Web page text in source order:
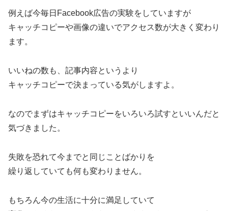
例えば今毎日Facebook広告の実験をしていますが
キャッチコピーや画像の違いでアクセス数が大きく変わり
ます。
いいねの数も、記事内容というより
キャッチコピーで決まっている気がしますよ。
なのでまずはキャッチコピーをいろいろ試すといいんだと
気づきました。
失敗を恐れて今までと同じことばかりを
繰り返していても何も変わりません。
もちろん今の生活に十分に満足していて